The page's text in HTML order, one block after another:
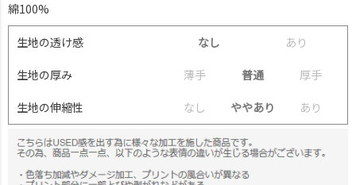
綿100%
生地の透け感 なし あ り
生地の厚み 薄手 普通 厚手
生地の伸縮性 な し ややあり あ り